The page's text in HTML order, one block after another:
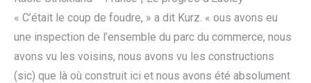
« C’était le coup de foudre, » a dit Kurz. « ous avons eu
une inspection de l’ensemble du parc du commerce, nous
avons vu les voisins, nous avons vu les constructions
(sic) que là où construit ici et nous avons été absolument